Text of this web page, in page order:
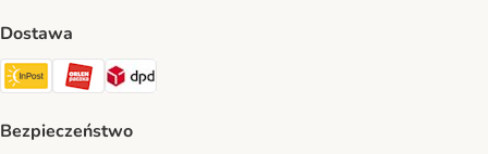
Dostawa
Paczkomat® Shipping Method
ORLEN Paczka Shipping Method
DPD Shipping Method
Bezpieczeństwo